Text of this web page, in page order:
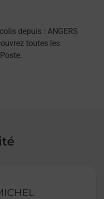
depuis : ANGERS
toutes les